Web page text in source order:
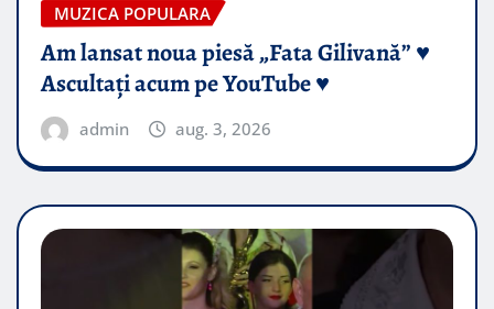
MUZICA POPULARA
Am lansat noua piesă „Fata Gilivană” ♥️
Ascultați acum pe YouTube ♥️
admin aug. 3, 2026